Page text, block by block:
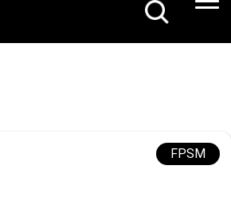
FPSM